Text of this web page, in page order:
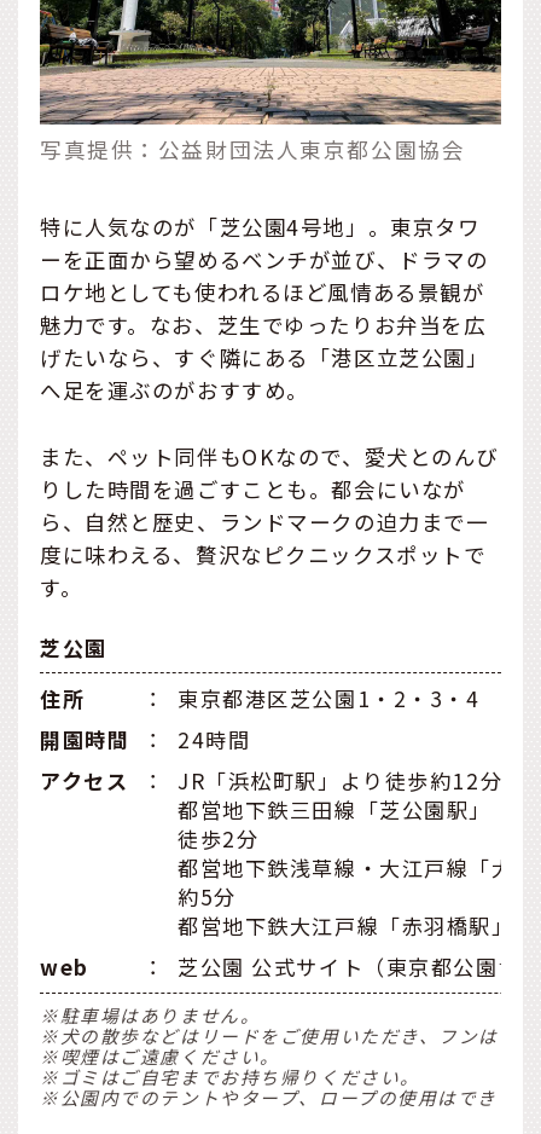
写真提供：公益財団法人東京都公園協会
特に人気なのが「芝公園4号地」。東京タワ
ーを正面から望めるベンチが並び、ドラマの
ロケ地としても使われるほど風情ある景観が
魅力です。なお、芝生でゆったりお弁当を広
げたいなら、すぐ隣にある「港区立芝公園」
へ足を運ぶのがおすすめ。
また、ペット同伴もOKなので、愛犬とのんび
りした時間を過ごすことも。都会にいなが
ら、自然と歴史、ランドマークの迫力まで一
度に味わえる、贅沢なピクニックスポットで
す。
芝公園
住所
：
東京都港区芝公園1・2・3・4
開園時間
：
24時間
アクセス
：
JR「浜松町駅」より徒歩約12分
都営地下鉄三田線「芝公園駅」「
徒歩2分
都営地下鉄浅草線・大江戸線「大
約5分
都営地下鉄大江戸線「赤羽橋駅」
web
： 芝公園 公式サイト（東京都公園協
※駐車場はありません。
※犬の散歩などはリードをご使用いただき、フンはお
※喫煙はご遠慮ください。
※ゴミはご自宅までお持ち帰りください。
※公園内でのテントやタープ、ロープの使用はできま